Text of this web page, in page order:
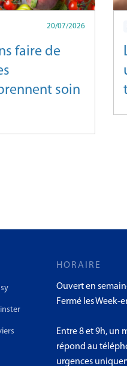
20/07/2026
faire de
soin
HORAIRE
Ouvert en
Fermé les Week-
Entre 8 et 9h, un
répond au
urgences